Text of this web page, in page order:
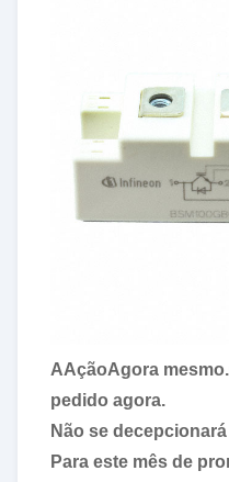
AAçãoAgora mesmo.
pedido agora.
Não se
Para este mês de